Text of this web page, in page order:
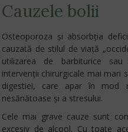
Cauzele bolii
Osteoporoza și absorbția
cauzată de stilul de viață
utilizarea de barbiturice
intervenții chirurgicale mai mari
digestiei, care apar în mod
nesănătoase și a stresului.
Cele mai grave cauze sunt
excesiv de alcool. Cu toate